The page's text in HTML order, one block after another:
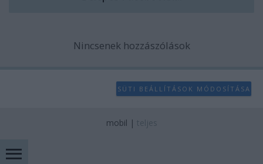
Nincsenek hozzászólások
SÜTI BEÁLLÍTÁSOK MÓDOSÍTÁSA
mobil | teljes